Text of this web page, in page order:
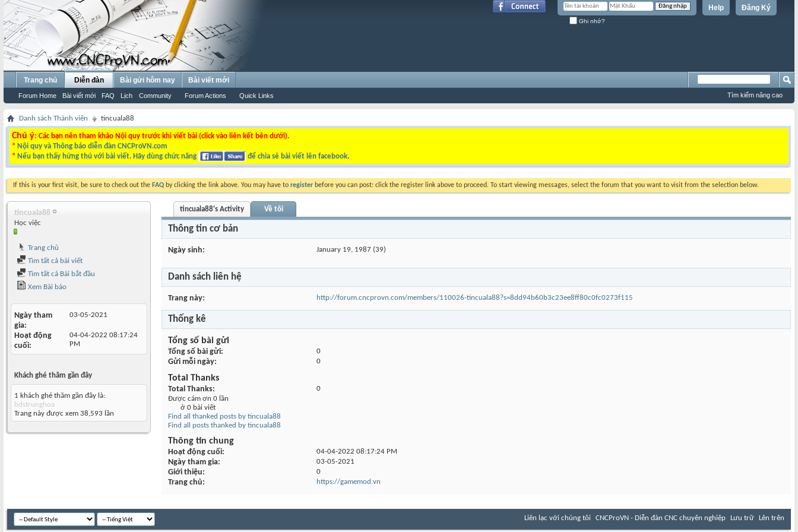
Đăng Ký
Help
Ghi nhớ?
Trang chủ Diễn đàn
Forum Home Bài viết mới FAQ Lịch Community Forum Actions Quick Links
Bài gửi hôm nay Bài viết mới
Tìm kiếm nâng cao
Danh sách Thành viên tincuala88
Chú ý: Các bạn nên tham khảo Nội quy trước khi viết bài (click vào liên kết bên dưới).
* Nội quy và Thông báo diễn đàn CNCProVN.com
* Nếu bạn thấy hứng thú với bài viết. Hãy dùng chức năng để chia sẻ bài viết lên facebook.
If this is your first visit, be sure to check out the FAQ by clicking the link above. You may have to register before you can post: click the register link above to proceed. To start viewing messages, select the forum that you want to visit from the selection below.
tincuala88
Học việc
Trang chủ
Tìm tất cả bài viết
Tìm tất cả Bài bắt đầu
Xem Bài báo
Ngày tham
gia
03-05-2021
Hoạt động
cuối
04-04-2022 08:17:24
PM
Khách ghé thăm gần đây
1 khách ghé thăm gần đây là:
bdstrunghoa
Trang này được xem 38,593 lần
tincuala88's Activity Về tôi
Thông tin cơ bản
Ngày sinh January 19, 1987 (39)
Danh sách liên hệ
Trang này http://forum.cncprovn.com/members/110026-tincuala88?s=8dd94b60b3c23ee8ff80c0fc0273f115
Thống kê
Tổng số bài gửi
Tổng số bài gửi 0
Gửi mỗi ngày 0
Total Thanks
Total Thanks
0
Được cám ơn 0 lần
ở 0 bài viết
Find all thanked posts by tincuala88
Find all posts thanked by tincuala88
Thông tin chung
Hoạt động cuối 04-04-2022 08:17:24 PM
Ngày tham gia 03-05-2021
Giới thiệu 0
Trang chủ https://gamemod.vn
Liên lạc với chúng tôi CNCProVN - Diễn đàn CNC chuyên nghiệp Lưu trữ Lên trên